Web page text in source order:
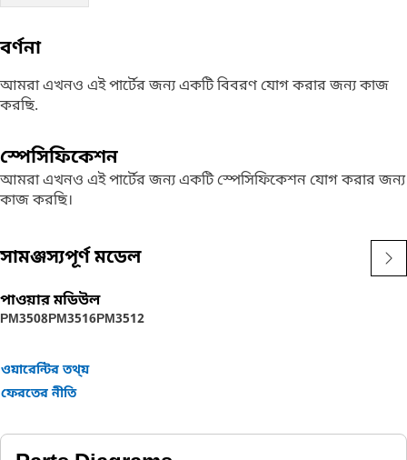
বর্ণনা
আমরা এখনও এই পার্টের জন্য একটি বিবরণ যোগ করার জন্য কাজ
করছি.
স্পেসিফিকেশন
আমরা এখনও এই পার্টের জন্য একটি স্পেসিফিকেশন যোগ করার জন্য
কাজ করছি।
সামঞ্জস্যপূর্ণ মডেল
পাওয়ার মডিউল
PM3508PM3516PM3512
ওয়ারেন্টির তথ্য়
ফেরতের নীতি